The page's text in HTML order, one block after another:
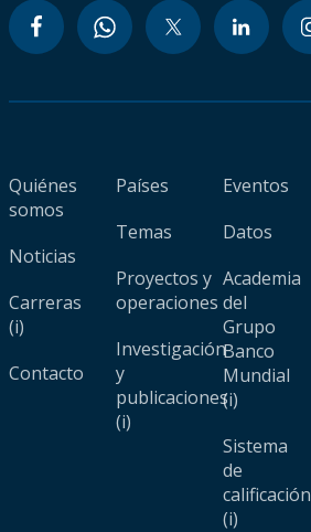
Quiénes
somos
Noticias
Carreras
(i)
Contacto
Países
Temas
Proyectos y
operaciones
Investigación
y
publicaciones
(i)
Eventos
Datos
Academia
del
Grupo
Banco
Mundial
(i)
Sistema
de
calificación
(i)